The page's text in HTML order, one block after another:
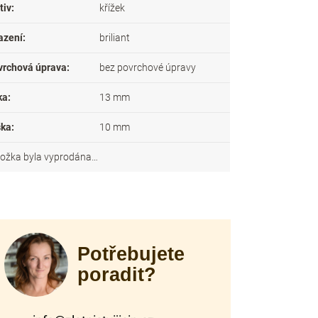
: křížek
: briliant
úprava: bez povrchové úpravy
: 13 mm
: 10 mm
byla vyprodána…
Potřebujete
poradit?